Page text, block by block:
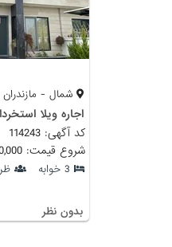
شمال -
اجاره ویلا
کد آگهی: 114243
شروع قیمت: 4,500,000 تومان
3 خوابه
بدون نظر